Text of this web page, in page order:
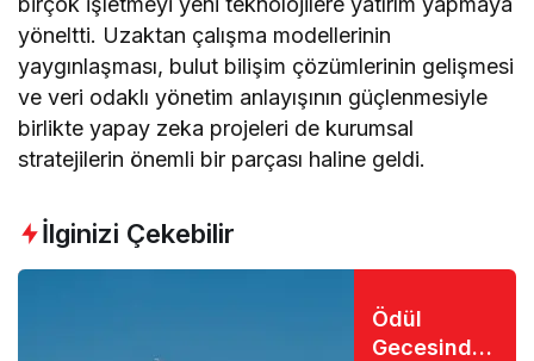
yöneltti. Uzaktan çalışma modellerinin
yaygınlaşması, bulut bilişim çözümlerinin gelişmesi
ve veri odaklı yönetim anlayışının güçlenmesiyle
birlikte yapay zeka projeleri de kurumsal
stratejilerin önemli bir parçası haline geldi.
İlginizi Çekebilir
Ödül
Gecesinde